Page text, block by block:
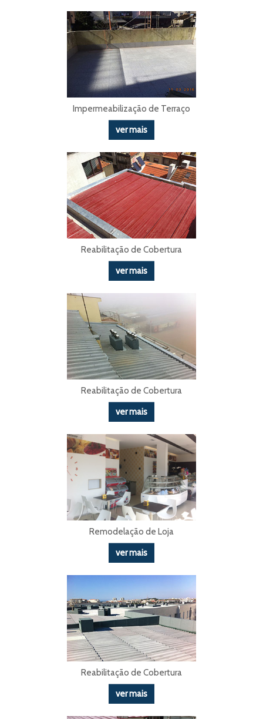
Impermeabilização de Terraço
ver mais
Reabilitação de Cobertura
ver mais
Reabilitação de Cobertura
ver mais
Remodelação de Loja
ver mais
Reabilitação de Cobertura
ver mais